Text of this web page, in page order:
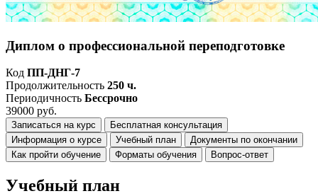
Диплом о профессиональной переподготовке
Код ПП-ДНГ-7
Продолжительность 250 ч.
Периодичность Бессрочно
39000 руб.
Записаться на курс
Бесплатная консультация
Информация о курсе
Учебный план
Документы по окончании
Как пройти обучение
Форматы обучения Вопрос-ответ
Учебный план